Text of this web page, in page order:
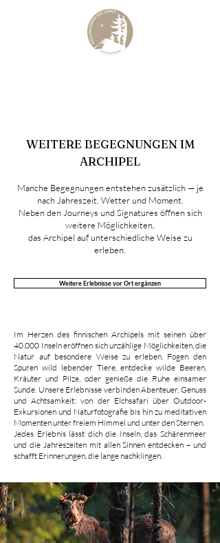
WEITERE BEGEGNUNGEN IM
ARCHIPEL
Manche Begegnungen entstehen zusätzlich — je
nach Jahreszeit, Wetter und Moment.
Neben den Journeys und Signatures öffnen sich
weitere Möglichkeiten,
das Archipel auf unterschiedliche Weise zu
erleben.
Weitere Erlebnisse vor Ort ergänzen
Im Herzen des finnischen Archipels mit seinen über
40.000 Inseln eröffnen sich unzählige Möglichkeiten, die
Natur auf besondere Weise zu erleben. Fogen den
Spuren wild lebender Tiere, entdecke wilde Beeren,
Kräuter und Pilze, oder genieße die Ruhe einsamer
Sunde. Unsere Erlebnisse verbinden Abenteuer, Genuss
und Achtsamkeit: von der Elchsafari über Outdoor-
Exkursionen und Naturfotografie bis hin zu meditativen
Momenten unter freiem Himmel und unter den Sternen.
Jedes Erlebnis lässt dich die Inseln, das Schärenmeer
und die Jahreszeiten mit allen Sinnen entdecken – und
schafft Erinnerungen, die lange nachklingen.